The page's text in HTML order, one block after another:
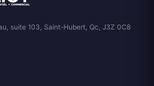
suite 103, Saint-Hubert, Qc, J3Z 0C8